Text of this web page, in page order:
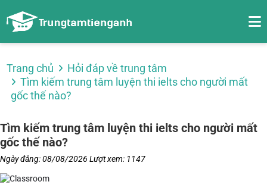
Trang chủ
Hỏi đáp về trung tâm
Tìm kiếm trung tâm luyện thi ielts cho người mất
gốc thế nào?
Tìm kiếm trung tâm luyện thi ielts cho người mất
gốc thế nào?
Ngày đăng: 08/08/2026 Lượt xem: 1147